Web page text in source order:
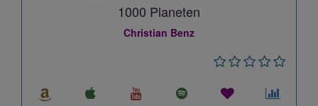
1000 Planeten
Christian Benz